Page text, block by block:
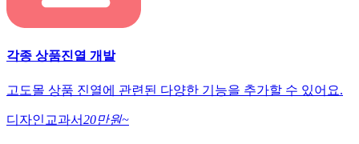
각종 상품진열 개발
고도몰 상품 진열에 관련된 다양한 기능을 추가할 수 있어요.
디자인교과서20만원~